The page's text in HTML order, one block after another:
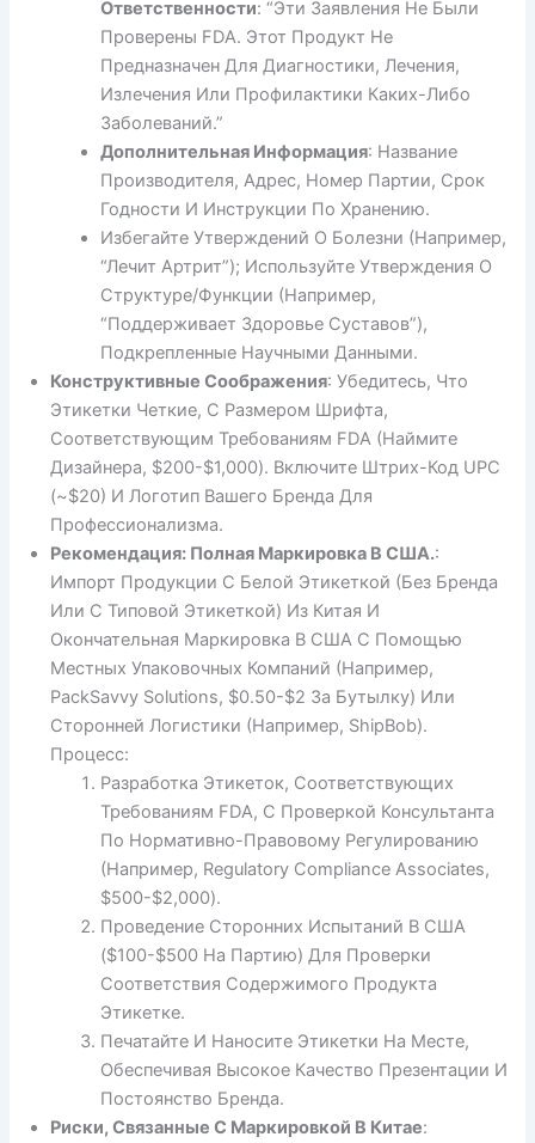
Ответственности: “Эти Заявления Не Были
Проверены FDA. Этот Продукт Не
Предназначен Для Диагностики, Лечения,
Излечения Или Профилактики Каких-Либо
Заболеваний.”
Дополнительная Информация: Название
Производителя, Адрес, Номер Партии, Срок
Годности И Инструкции По Хранению.
Избегайте Утверждений О Болезни (например,
“лечит Артрит”); Используйте Утверждения О
Структуре/функции (например,
“поддерживает Здоровье Суставов”),
Подкрепленные Научными Данными.
Конструктивные Соображения: Убедитесь, Что
Этикетки Четкие, С Размером Шрифта,
Соответствующим Требованиям FDA (наймите
Дизайнера, $200-$1,000). Включите Штрих-Код UPC
(~$20) И Логотип Вашего Бренда Для
Профессионализма.
Рекомендация: Полная Маркировка В США.:
Импорт Продукции С Белой Этикеткой (без Бренда
Или С Типовой Этикеткой) Из Китая И
Окончательная Маркировка В США С Помощью
Местных Упаковочных Компаний (например,
PackSavvy Solutions, $0.50-$2 За Бутылку) Или
Сторонней Логистики (например, ShipBob).
Процесс:
Разработка Этикеток, Соответствующих
Требованиям FDA, С Проверкой Консультанта
По Нормативно-Правовому Регулированию
(например, Regulatory Compliance Associates,
$500-$2,000).
Проведение Сторонних Испытаний В США
($100-$500 На Партию) Для Проверки
Соответствия Содержимого Продукта
Этикетке.
Печатайте И Наносите Этикетки На Месте,
Обеспечивая Высокое Качество Презентации И
Постоянство Бренда.
Риски, Связанные С Маркировкой В Китае: